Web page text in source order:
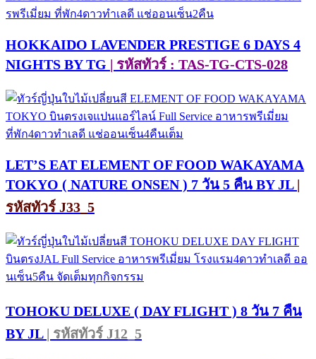
HOKKAIDO LAVENDER PRESTIGE 6 DAYS 4
NIGHTS BY TG | รหัสทัวร์ : TAS-TG-CTS-028
LET’S EAT ELEMENT OF FOOD WAKAYAMA
TOKYO ( NATURE ONSEN ) 7 วัน 5 คืน BY JL |
รหัสทัวร์ J33_5
TOHOKU DELUXE ( DAY FLIGHT ) 8 วัน 7 คืน
BY JL | รหัสทัวร์ J12_5